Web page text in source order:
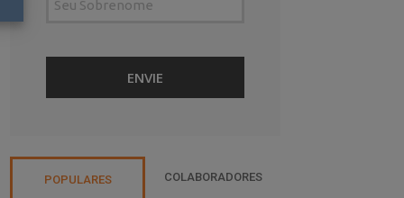
POPULARES COLABORADORES